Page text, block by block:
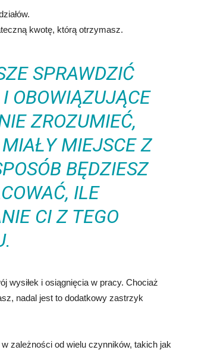
kwotę, którą otrzymasz.
SPRAWDZIĆ
OBOWIĄZUJĄCE
ZROZUMIEĆ,
MIEJSCE Z
BĘDZIESZ
ILE
CI Z TEGO
wysiłek i osiągnięcia w pracy. Chociaż
nadal jest to dodatkowy zastrzyk
zależności od wielu czynników, takich jak